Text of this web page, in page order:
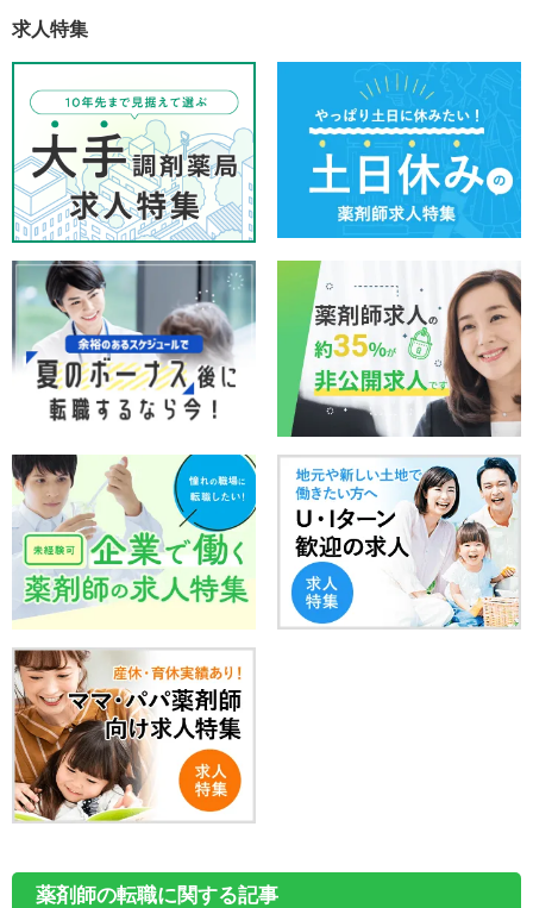
求人特集
薬剤師の転職に関する記事